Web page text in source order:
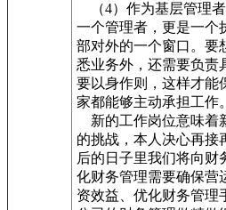
（4）作为基层管理
一个管理者，更是一个
部对外的一个窗口。要
悉业务外，还需要负责
要以身作则，这样才能
家都能够主动承担工作。
新的工作岗位意味着
的挑战，本人决心再接
后的日子里我们将向财
化财务管理需要确保营
资效益、优化财务管理